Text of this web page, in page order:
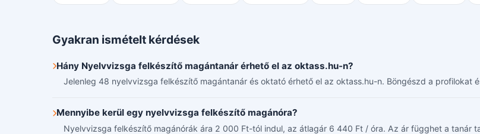
Gyakran ismételt kérdések
Hány Nyelvvizsga felkészítő magántanár érhető el az oktass.hu-n?
Jelenleg 48 nyelvvizsga felkészítő magántanár és oktató érhető el az oktass.hu-n. Böngészd a profilokat
Mennyibe kerül egy nyelvvizsga felkészítő magánóra?
Nyelvvizsga felkészítő magánórák ára 2 000 Ft-tól indul, az átlagár 6 440 Ft / óra. Az ár függhet a tanár